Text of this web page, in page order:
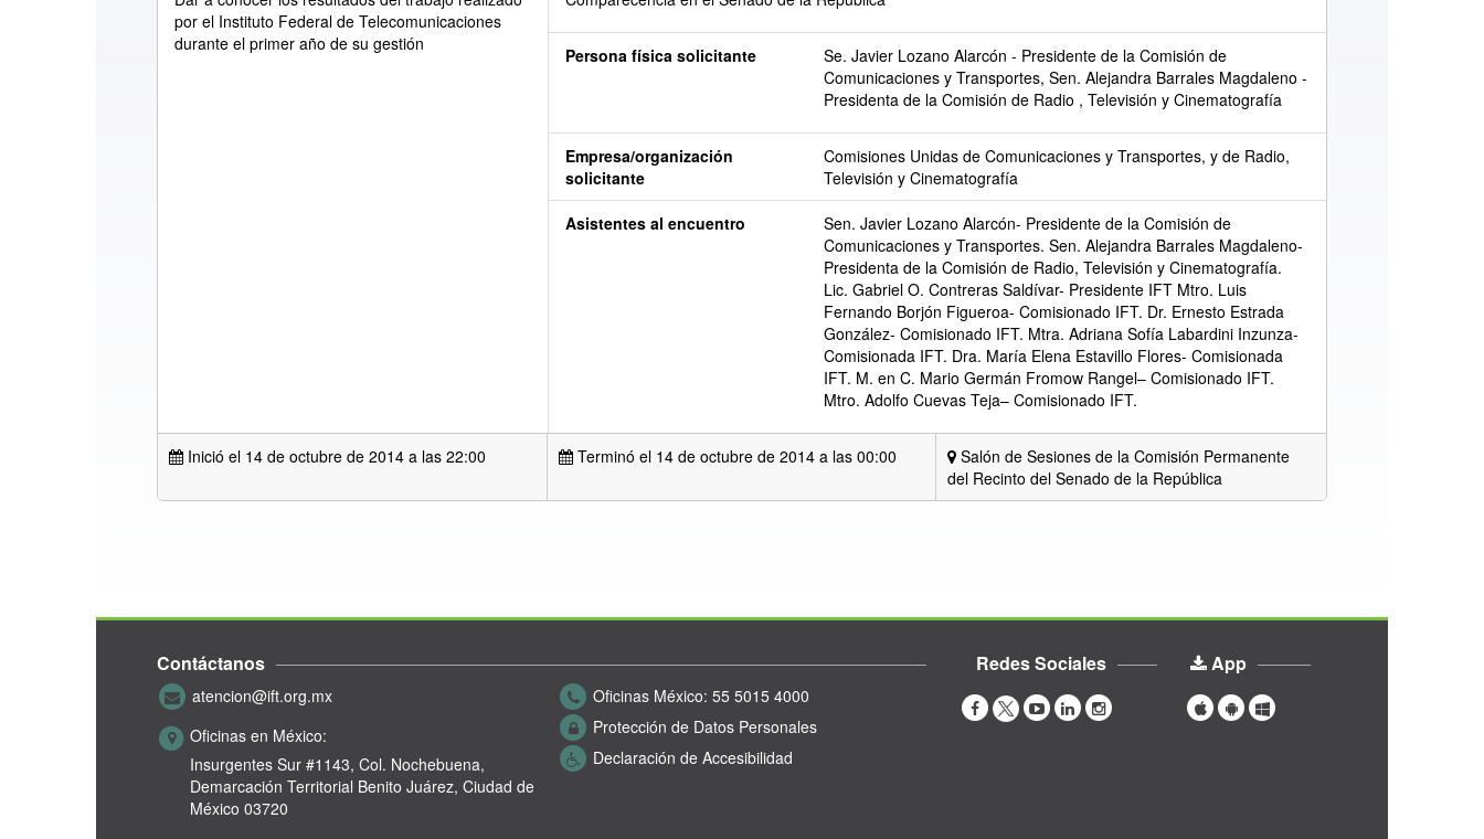
por el Instituto Federal de Telecomunicaciones
durante el primer año de su gestión
Persona física solicitante
Se. Javier Lozano Alarcón - Presidente de la Comisión de
Comunicaciones y Transportes, Sen. Alejandra Barrales Magdaleno -
Presidenta de la Comisión de Radio , Televisión y Cinematografía
Empresa/organización
solicitante
Comisiones Unidas de Comunicaciones y Transportes, y de Radio,
Televisión y Cinematografía
Asistentes al encuentro
Sen. Javier Lozano Alarcón- Presidente de la Comisión de
Comunicaciones y Transportes. Sen. Alejandra Barrales Magdaleno-
Presidenta de la Comisión de Radio, Televisión y Cinematografía.
Lic. Gabriel O. Contreras Saldívar- Presidente IFT Mtro. Luis
Fernando Borjón Figueroa- Comisionado IFT. Dr. Ernesto Estrada
González- Comisionado IFT. Mtra. Adriana Sofía Labardini Inzunza-
Comisionada IFT. Dra. María Elena Estavillo Flores- Comisionada
IFT. M. en C. Mario Germán Fromow Rangel– Comisionado IFT.
Mtro. Adolfo Cuevas Teja– Comisionado IFT.
Inició el 14 de octubre de 2014 a las 22:00 Terminó el 14 de octubre de 2014 a las 00:00
Salón de Sesiones de la Comisión Permanente
del Recinto del Senado de la República
Contáctanos
atencion@ift.org.mx
Oficinas en México:
Insurgentes Sur #1143, Col. Nochebuena,
Demarcación Territorial Benito Juárez, Ciudad de
México 03720
Oficinas México: 55 5015 4000
Protección de Datos Personales
Declaración de Accesibilidad
Redes Sociales App